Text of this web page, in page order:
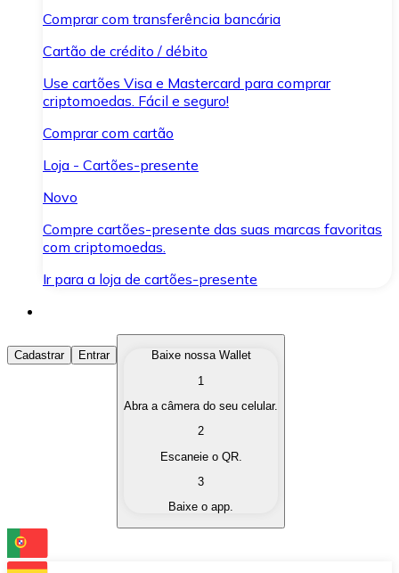
Comprar com transferência bancária
Cartão de crédito / débito
Use cartões Visa e Mastercard para comprar
criptomoedas. Fácil e seguro!
Comprar com cartão
Loja - Cartões-presente
Novo
Compre cartões-presente das suas marcas favoritas
com criptomoedas.
Ir para a loja de cartões-presente
Comprar Criptomoedas
Compre as criptomoedas de seu interesse de forma
Converta suas criptomoedas em moeda fiduciária
Troque uma criptomoeda por outra
Cadastrar Entrar
Baixe nossa Wallet
1
Abra a câmera do seu celular.
2
Escaneie o QR.
3
Baixe o app.